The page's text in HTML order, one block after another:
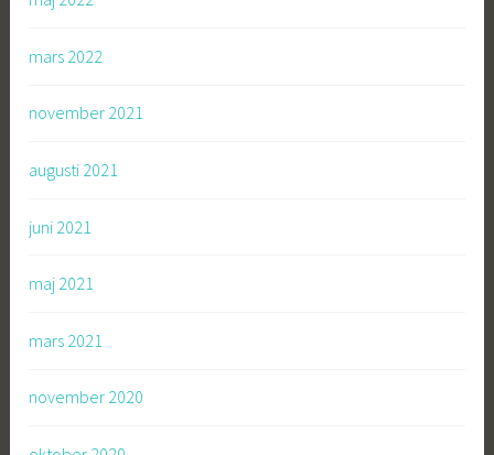
mars 2022
november 2021
augusti 2021
juni 2021
maj 2021
mars 2021
november 2020